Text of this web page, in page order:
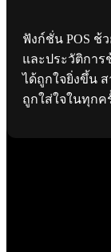
ฟังก์ชั่น POS ช้
และประวัติการ
ได้ถูกใจยิ่งขึ้น
ถูกใส่ใจในทุก